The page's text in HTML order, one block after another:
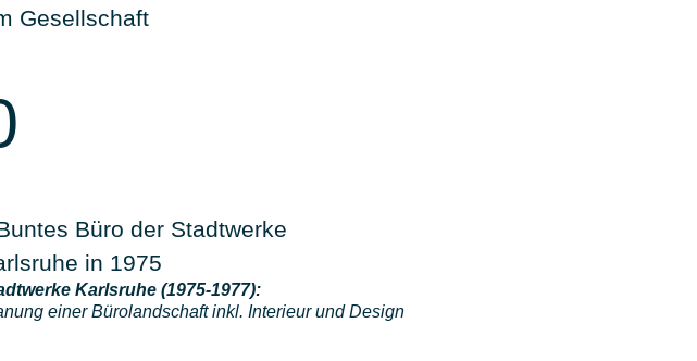
Karlsruhe (1975-1977):
einer Bürolandschaft inkl. Interieur und Design